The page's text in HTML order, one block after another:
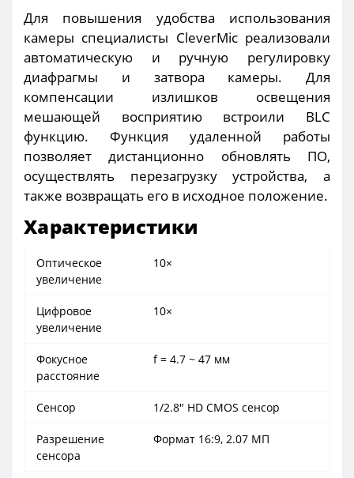
Для повышения удобства использования
камеры специалисты CleverMic реализовали
автоматическую и ручную регулировку
диафрагмы и затвора камеры. Для
компенсации излишков освещения
мешающей восприятию встроили BLC
функцию. Функция удаленной работы
позволяет дистанционно обновлять ПО,
осуществлять перезагрузку устройства, а
также возвращать его в исходное положение.
Характеристики
Оптическое
увеличение
10×
Цифровое
увеличение
10×
Фокусное
расстояние
f = 4.7 ~ 47 мм
Сенсор 1/2.8" HD CMOS сенсор
Разрешение
сенсора
Формат 16:9, 2.07 МП